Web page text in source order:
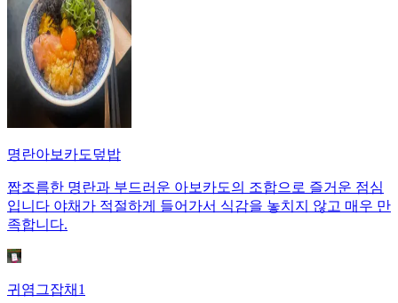
명란아보카도덮밥
짭조름한 명란과 부드러운 아보카도의 조합으로 즐거운 점심
입니다 야채가 적절하게 들어가서 식감을 놓치지 않고 매우 만
족합니다.
귀염그잡채1